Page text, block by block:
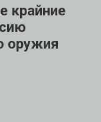
крайние
оружия